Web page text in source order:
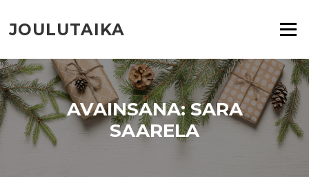
suoraan
sisältöön
JOULUTAIKA Valikko
AVAINSANA:SARA
SAARELA